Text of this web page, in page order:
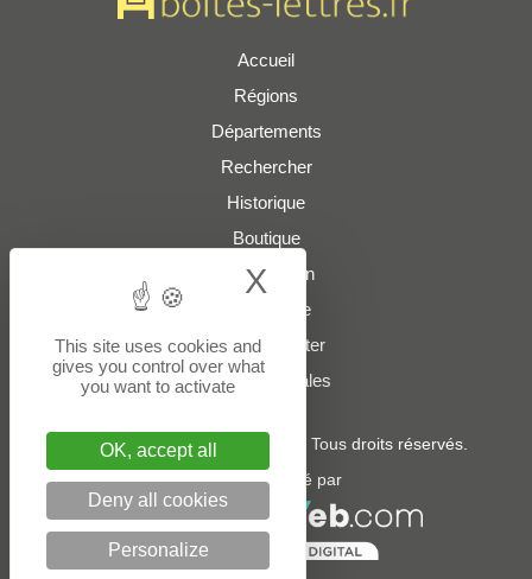
Accueil
Régions
Départements
Rechercher
Historique
Boutique
Présentation
Plan du site
Nous contacter
Mentions légales
© 2022 - 2026boites-lettres.fr
. Tous droits réservés.
Un service édité par
This site uses cookies and
gives you control over what
you want to activate
OK, accept all
Deny all cookies
Personalize
X Hide cookie